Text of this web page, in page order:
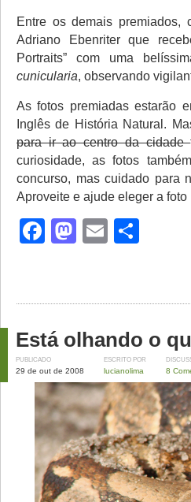
Entre os demais premiados,
Adriano Ebenriter que
Portraits” com uma
cunicularia, observando
As fotos premiadas estarão
Inglês de História Natural.
para ir ao centro da cidade
curiosidade, as fotos
concurso, mas cuidado para
Aproveite e ajude eleger a
Facebook
Mastodon
Email
Está olhando o
PUBLICADO
29 de out de 2008
ESCRITO POR
lucianolima 8